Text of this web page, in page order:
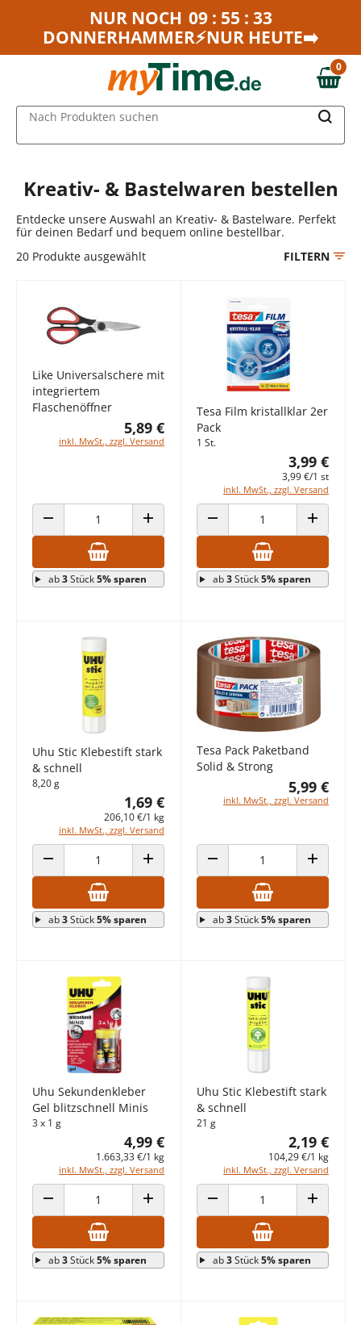
Zum Hauptinhalt springen
Zur Navigation springen
NUR NOCH 09 : 55 : 33
DONNERHAMMER⚡NUR HEUTE➡️
0,00 €
0
Nach Produkten suchen
Kreativ- & Bastelwaren bestellen
Entdecke unsere Auswahl an Kreativ- & Bastelware. Perfekt
für deinen Bedarf und bequem online bestellbar.
20 Produkte ausgewählt FILTERN
Like Universalschere mit
integriertem
Flaschenöffner
5,89 €
inkl. MwSt., zzgl. Versand
ANZAHL VERRINGERN ANZAHL ERHÖHEN
ab3Stück5% sparen
Tesa Film kristallklar 2er
Pack
1 St.
3,99 €
3,99 €/1 st
inkl. MwSt., zzgl. Versand
ANZAHL VERRINGERN ANZAHL
ab3Stück5% sparen
Uhu Stic Klebestift stark
& schnell
8,20 g
1,69 €
206,10 €/1 kg
inkl. MwSt., zzgl. Versand
ANZAHL VERRINGERN ANZAHL ERHÖHEN
ab3Stück5% sparen
Tesa Pack Paketband
Solid & Strong
5,99 €
inkl. MwSt., zzgl. Versand
ANZAHL VERRINGERN ANZAHL
ab3Stück5% sparen
Uhu Sekundenkleber
Gel blitzschnell Minis
3 x 1 g
4,99 €
1.663,33 €/1 kg
inkl. MwSt., zzgl. Versand
ANZAHL VERRINGERN ANZAHL ERHÖHEN
ab3Stück5% sparen
Uhu Stic Klebestift stark
& schnell
21 g
2,19 €
104,29 €/1 kg
inkl. MwSt., zzgl. Versand
ANZAHL VERRINGERN ANZAHL
ab3Stück5% sparen